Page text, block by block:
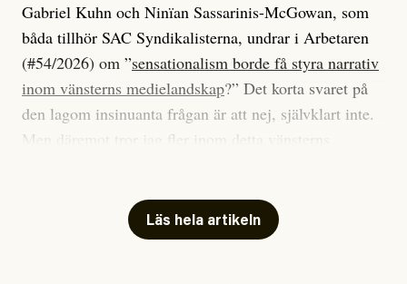
Gabriel Kuhn och Ninïan Sassarinis-McGowan, som
båda tillhör SAC Syndikalisterna, undrar i Arbetaren
(#54/2026) om ”sensationalism borde få styra narrativ
inom vänsterns medielandskap?” Det korta svaret på
den lagom insinuanta frågan är att nej, självklart inte.
Men däremot tror jag fler inom detta vänsterns
journalistik som vänder sig till många snarare än att
jaga inbördes beundran. Det har i alla fall fungerat för
Läs hela artikeln